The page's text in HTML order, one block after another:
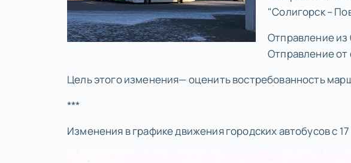
"Солигорск –
Отправление из
Отправление от
Цель этого изменения— оценить востребованность
***
Изменения в графике движения городских автобусов с